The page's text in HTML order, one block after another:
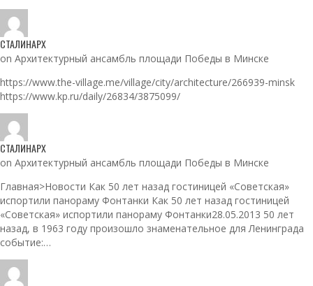
СТАЛИНАРХ
on Архитектурный ансамбль площади Победы в Минске
https://www.the-village.me/village/city/architecture/266939-minsk
https://www.kp.ru/daily/26834/3875099/
СТАЛИНАРХ
on Архитектурный ансамбль площади Победы в Минске
Главная>Новости Как 50 лет назад гостиницей «Советская»
испортили панораму Фонтанки Как 50 лет назад гостиницей
«Советская» испортили панораму Фонтанки28.05.2013 50 лет
назад, в 1963 году произошло знаменательное для Ленинграда
событие:…